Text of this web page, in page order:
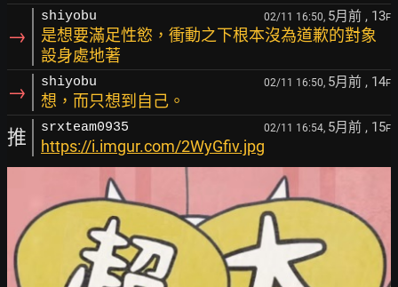
→
shiyobu 02/11 16:50, 5月前 , 13F
是想要滿足性慾，衝動之下根本沒為道歉的對象
設身處地著
→ shiyobu 02/11 16:50, 5月前 , 14F
想，而只想到自己。
推 srxteam0935 02/11 16:54, 5月前 , 15F
https://i.imgur.com/2WyGfiv.jpg